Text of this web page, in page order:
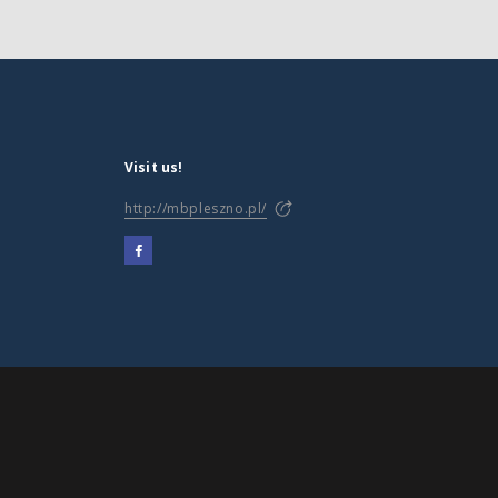
Visit us!
http://mbpleszno.pl/